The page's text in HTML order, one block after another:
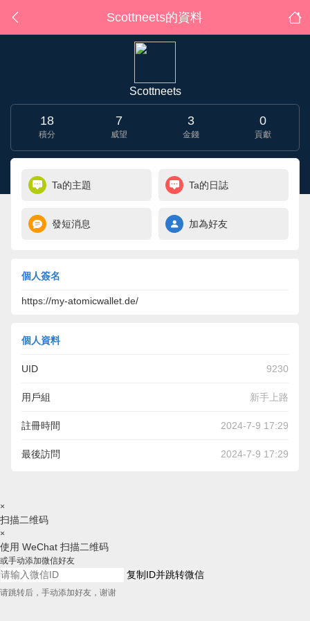
Scottneets的資料
Scottneets
18
積分
7
威望
3
金錢
0
貢獻
Ta的主題 Ta的日誌
發短消息 加為好友
個人簽名
https://my-atomicwallet.de/
個人資料
UID 9230
用戶組 新手上路
註冊時間 2024-7-9 17:29
最後訪問 2024-7-9 17:29
×
扫描二维码
×
使用 WeChat 扫描二维码
或手动添加微信好友
复制ID并跳转微信
请跳转后，手动添加好友，谢谢